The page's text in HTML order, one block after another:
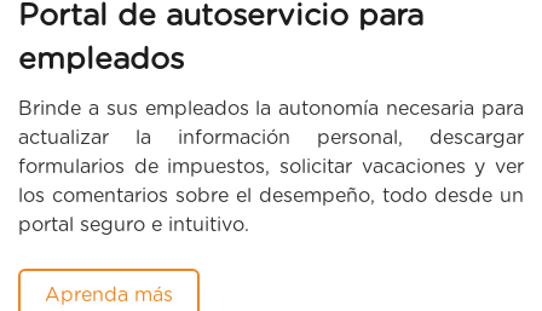
Portal de autoservicio para
empleados
Brinde a sus empleados la autonomía necesaria para
actualizar la información personal, descargar
formularios de impuestos, solicitar vacaciones y ver
los comentarios sobre el desempeño, todo desde un
portal seguro e intuitivo.
Aprenda más